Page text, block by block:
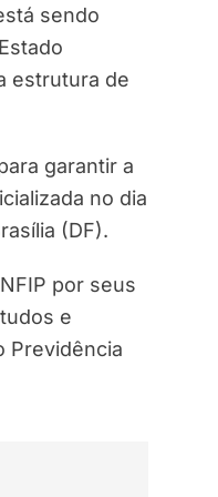
sendo
estrutura de
garantir a
no dia
(DF).
por seus
e
Previdência